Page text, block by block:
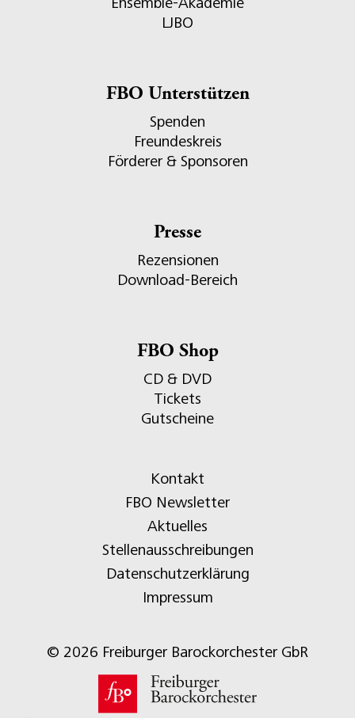
LJBO
FBO Unterstützen
Spenden
Freundeskreis
Förderer & Sponsoren
Presse
Rezensionen
Download-Bereich
FBO Shop
CD & DVD
Tickets
Gutscheine
Kontakt
FBO Newsletter
Aktuelles
Stellenausschreibungen
Datenschutzerklärung
Impressum
© 2026 Freiburger Barockorchester GbR